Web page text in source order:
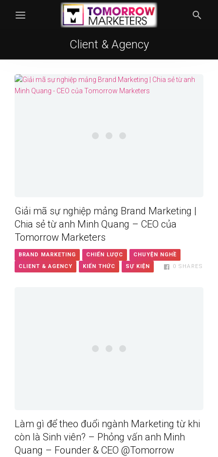
Client & Agency
Giải mã sự nghiệp mảng Brand Marketing |
Chia sẻ từ anh Minh Quang – CEO của
Tomorrow Marketers
BRAND MARKETING CHIẾN LƯỢC
CHUYỆN NGHỀ
CLIENT & AGENCY
KIẾN THỨC SỰ KIỆN 0 SHARES
Làm gì để theo đuổi ngành Marketing từ khi
còn là Sinh viên? – Phỏng vấn anh Minh
Quang – Founder & CEO @Tomorrow